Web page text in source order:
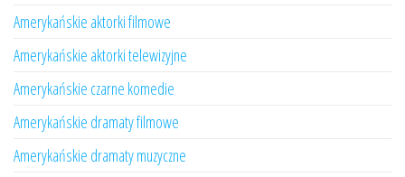
Amerykańskie aktorki filmowe
Amerykańskie aktorki telewizyjne
Amerykańskie czarne komedie
Amerykańskie dramaty filmowe
Amerykańskie dramaty muzyczne